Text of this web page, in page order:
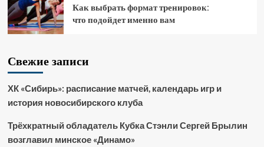
Как выбрать формат тренировок:
что подойдет именно вам
Свежие записи
ХК «Сибирь»: расписание матчей, календарь игр и
история новосибирского клуба
Трёхкратный обладатель Кубка Стэнли Сергей Брылин
возглавил минское «Динамо»